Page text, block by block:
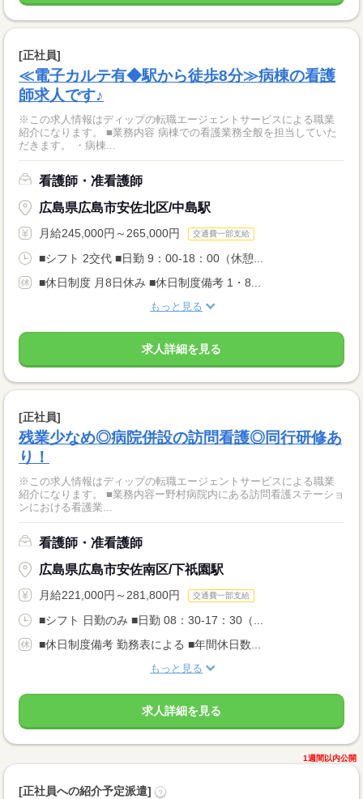
[正社員]
≪電子カルテ有◆駅から徒歩8分≫病棟の看護
師求人です♪
※この求人情報はディップの転職エージェントサービスによる職業
紹介になります。 ■業務内容 病棟での看護業務全般を担当していた
だきます。 ・病棟...
看護師・准看護師
広島県広島市安佐北区/中島駅
月給245,000円～265,000円 交通費一部支給
■シフト 2交代 ■日勤 9：00-18：00（休憩...
■休日制度 月8日休み ■休日制度備考 1・8...
もっと見る
求人詳細を見る
[正社員]
残業少なめ◎病院併設の訪問看護◎同行研修あ
り！
※この求人情報はディップの転職エージェントサービスによる職業
紹介になります。 ■業務内容ー野村病院内にある訪問看護ステーショ
ンにおける看護業...
看護師・准看護師
広島県広島市安佐南区/下祇園駅
月給221,000円～281,800円 交通費一部支給
■シフト 日勤のみ ■日勤 08：30-17：30（...
■休日制度備考 勤務表による ■年間休日数...
もっと見る
求人詳細を見る
1週間以内公開
[正社員への紹介予定派遣] ?